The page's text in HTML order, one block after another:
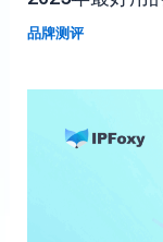
品牌测评